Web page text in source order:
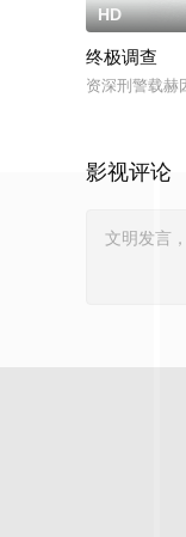
HD
终极调查
资深刑警载赫
影视评论